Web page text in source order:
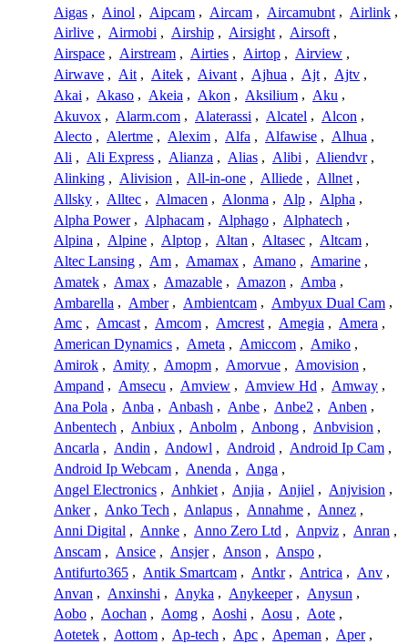
Aigas , Ainol , Aipcam , Aircam , Aircamubnt , Airlink ,
Airlive , Airmobi , Airship , Airsight , Airsoft ,
Airspace , Airstream , Airties , Airtop , Airview ,
Airwave , Ait , Aitek , Aivant , Ajhua , Ajt , Ajtv ,
Akai , Akaso , Akeia , Akon , Aksilium , Aku ,
Akuvox , Alarm.com , Alaterassi , Alcatel , Alcon ,
Alecto , Alertme , Alexim , Alfa , Alfawise , Alhua ,
Ali , Ali Express , Alianza , Alias , Alibi , Aliendvr ,
Alinking , Alivision , All-in-one , Alliede , Allnet ,
Allsky , Alltec , Almacen , Alonma , Alp , Alpha ,
Alpha Power , Alphacam , Alphago , Alphatech ,
Alpina , Alpine , Alptop , Altan , Altasec , Altcam ,
Altec Lansing , Am , Amamax , Amano , Amarine ,
Amatek , Amax , Amazable , Amazon , Amba ,
Ambarella , Amber , Ambientcam , Ambyux Dual Cam ,
Amc , Amcast , Amcom , Amcrest , Amegia , Amera ,
American Dynamics , Ameta , Amiccom , Amiko ,
Amirok , Amity , Amopm , Amorvue , Amovision ,
Ampand , Amsecu , Amview , Amview Hd , Amway ,
Ana Pola , Anba , Anbash , Anbe , Anbe2 , Anben ,
Anbentech , Anbiux , Anbolm , Anbong , Anbvision ,
Ancarla , Andin , Andowl , Android , Android Ip Cam ,
Android Ip Webcam , Anenda , Anga ,
Angel Electronics , Anhkiet , Anjia , Anjiel , Anjvision ,
Anker , Anko Tech , Anlapus , Annahme , Annez ,
Anni Digital , Annke , Anno Zero Ltd , Anpviz , Anran ,
Anscam , Ansice , Ansjer , Anson , Anspo ,
Antifurto365 , Antik Smartcam , Antkr , Antrica , Anv ,
Anvan , Anxinshi , Anyka , Anykeeper , Anysun ,
Aobo , Aochan , Aomg , Aoshi , Aosu , Aote ,
Aotetek , Aottom , Ap-tech , Apc , Apeman , Aper ,